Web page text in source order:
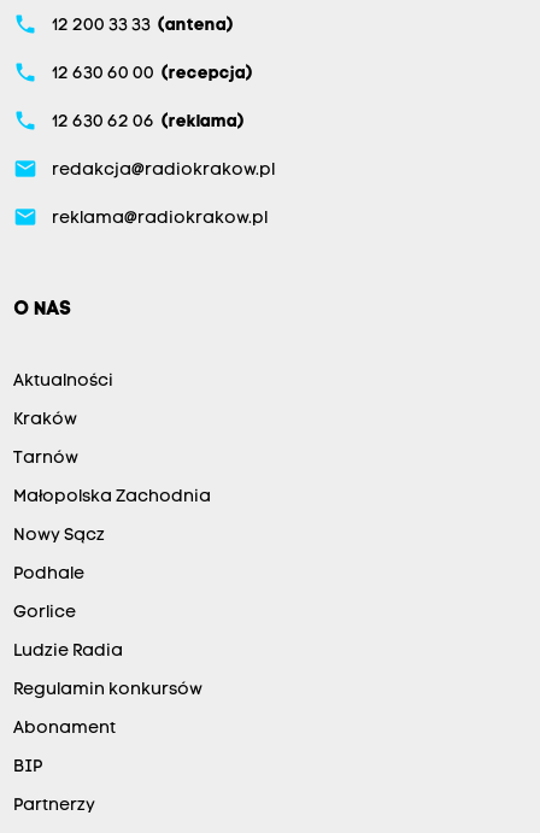
phone 12 200 33 33 (antena)
phone 12 630 60 00 (recepcja)
phone 12 630 62 06 (reklama)
email redakcja@radiokrakow.pl
email reklama@radiokrakow.pl
O NAS
Aktualności
Kraków
Tarnów
Małopolska Zachodnia
Nowy Sącz
Podhale
Gorlice
Ludzie Radia
Regulamin konkursów
Abonament
BIP
Partnerzy